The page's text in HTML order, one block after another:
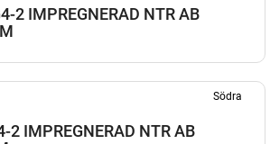
2 IMPREGNERAD NTR AB
Södra
2 IMPREGNERAD NTR AB